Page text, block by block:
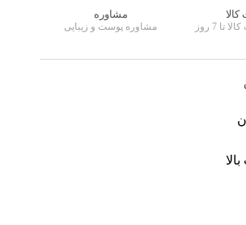
7 روز
مشاوره
مشاوره پوست و زیبایی